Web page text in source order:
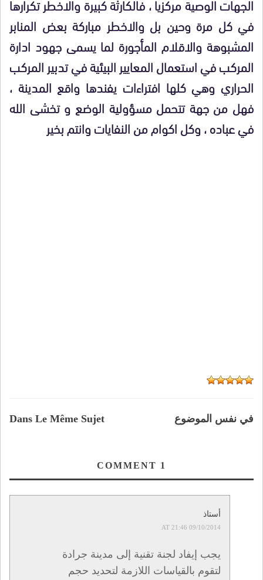
في كل مرة وحين بل والاخطر مباركة بعض المنابر
المشبوهة والاقلام المأجورة لما يسمى جهود ادارة
المركب في استعمال المعايير البيئية في تدبير المركب
الحراري وهي كلها افتراءات يفندها واقع المدينة ،
فهل من جهة تتحمل مسؤولية الوضع و تخشى الله
في عباده ، وكل اكوام من النفايات وانتم بخير
Dans Le Même Sujet في نفس الموضوع
1
أستاذ
09/10/2014 AT 21:46
يجب إيفاد لجنة تقنية إلى مدينة جرادة
لتقوم بالقياسات اللازمة لتحديد حجم